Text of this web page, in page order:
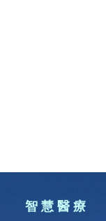
智 慧 醫 療